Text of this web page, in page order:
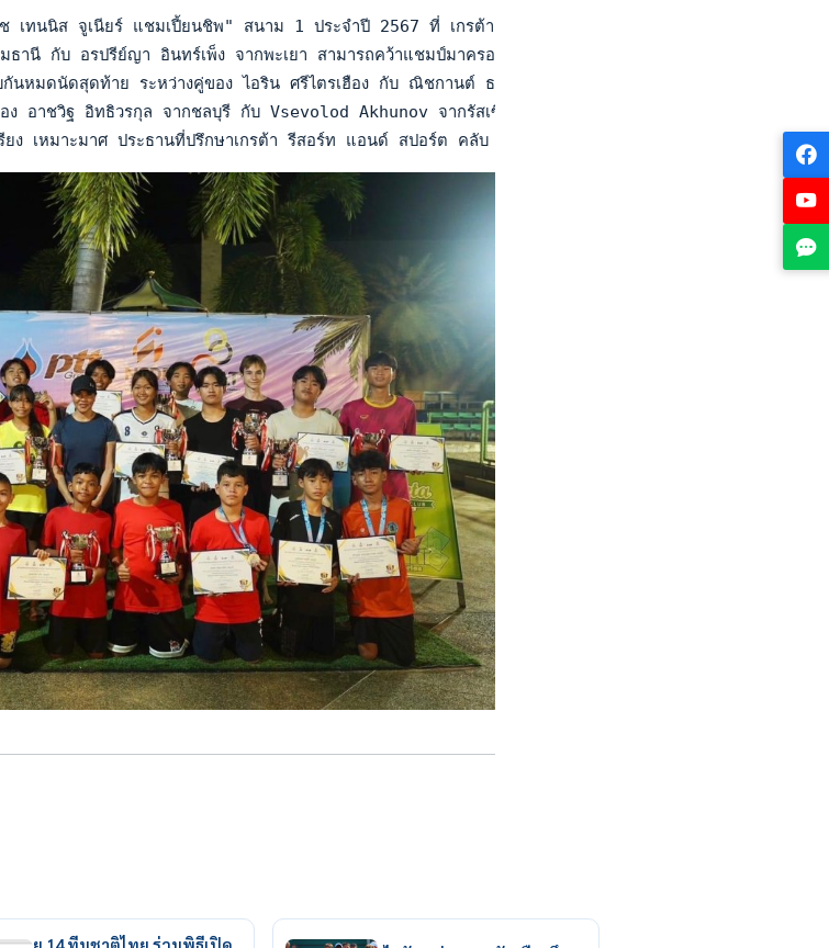
เทนนิส จูเนียร์ แชมเปี้ยนชิพ" สนาม 1 ประจำปี 2567 ที่ เกรต้า สปอร์ต คลับ พัทยา จังหวัดชลบุรี เมื่อ
านี กับ อรปรีย์ญา อินทร์เพ็ง จากพะเยา สามารถคว้าแชมป์มาครองได้อย่างเยี่ยมยอดหลังคว้าชัยชนะ 2 นัด
นหมดนัดสุดท้าย ระหว่างคู่ของ ไอริน ศรีไตรเฮือง กับ ณิชกานต์ ธรรมดา จากชลบุรี กับคู่ นันทพร ป้องปิด
อาชวิฐ อิทธิวรกุล จากชลบุรี กับ Vsevolod Akhunov จากรัสเซีย
ง เหมาะมาศ ประธานที่ปรึกษาเกรต้า รีสอร์ท แอนด์ สปอร์ต คลับ มอบรางวัลแก่นักกีฬา